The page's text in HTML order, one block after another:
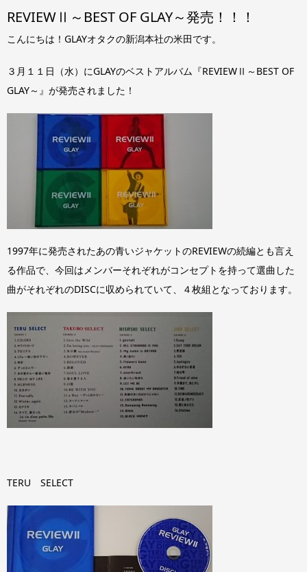
REVIEWⅡ～BEST OF GLAY～発売！！！
こんにちは！GLAYオタクの新潟本社の米田です。
３月１１日（水）にGLAYのベストアルバム『REVIEWⅡ～BEST OF
GLAY～』が発売されました！
1997年に発売されたあの青いジャケットのREVIEWの続編とも言え
る作品で、今回はメンバーそれぞれがコンセプトを持って選曲した
曲がそれぞれのDISCに収められていて、４枚組となっております。
TERU SELECT